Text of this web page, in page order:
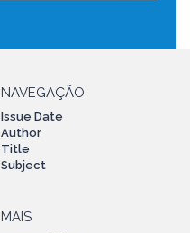
NAVEGAÇÃO
Issue Date
Author
Title
Subject
MAIS